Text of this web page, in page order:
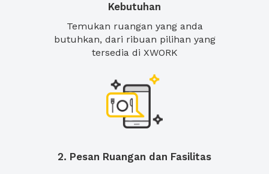
Kebutuhan
Temukan ruangan yang anda
butuhkan, dari ribuan pilihan yang
tersedia di XWORK
2. Pesan Ruangan dan Fasilitas